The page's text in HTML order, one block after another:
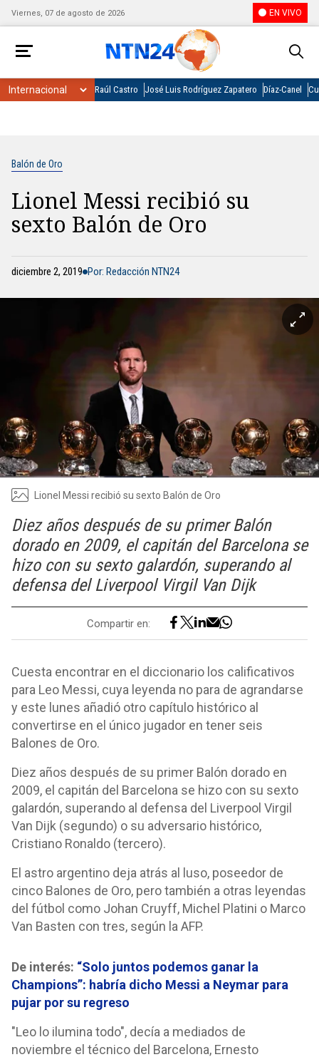
Viernes, 07 de agosto de 2026 EN VIVO
Raúl Castro José Luis Rodríguez Zapatero Díaz-Canel
Balón de Oro
Lionel Messi recibió su
sexto Balón de Oro
diciembre 2, 2019 Por: Redacción NTN24
Lionel Messi recibió su sexto Balón de Oro
Diez años después de su primer Balón
dorado en 2009, el capitán del Barcelona se
hizo con su sexto galardón, superando al
defensa del Liverpool Virgil Van Dijk
Compartir en:
Cuesta encontrar en el diccionario los calificativos
para Leo Messi, cuya leyenda no para de agrandarse
y este lunes añadió otro capítulo histórico al
convertirse en el único jugador en tener seis
Balones de Oro.
Diez años después de su primer Balón dorado en
2009, el capitán del Barcelona se hizo con su sexto
galardón, superando al defensa del Liverpool Virgil
Van Dijk (segundo) o su adversario histórico,
Cristiano Ronaldo (tercero).
El astro argentino deja atrás al luso, poseedor de
cinco Balones de Oro, pero también a otras leyendas
del fútbol como Johan Cruyff, Michel Platini o Marco
Van Basten con tres, según la AFP.
De interés: “Solo juntos podemos ganar la
Champions”: habría dicho Messi a Neymar para
pujar por su regreso
"Leo lo ilumina todo", decía a mediados de
noviembre el técnico del Barcelona, Ernesto